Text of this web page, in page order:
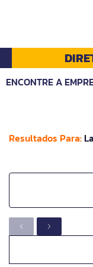
ENCONTRE A
Resultados Para: